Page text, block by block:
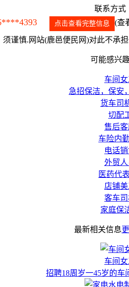
联系方式
点击查看完整信息 (查
谨慎.网站(鹿邑便民网)对此不承
可能感兴趣
车间
急招保洁，保安
货车司
切配
售后
车险内
电话
外贸人
医药代
店铺
客车
家庭保
最新相关信息
车间
招聘18周岁一45岁的车